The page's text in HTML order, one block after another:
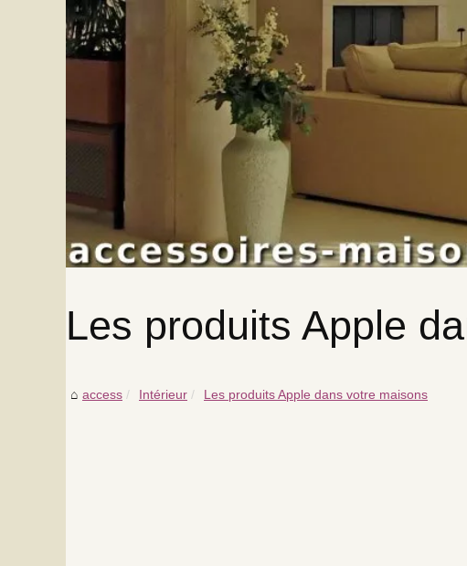
Les produits Apple
access Intérieur Les produits Apple dans votre maisons